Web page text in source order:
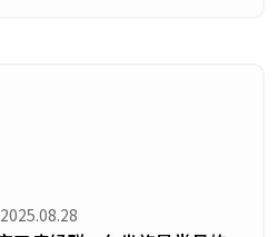
2025.08.28